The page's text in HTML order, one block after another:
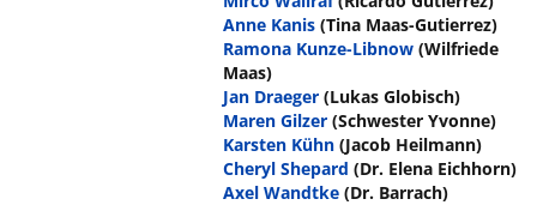
Anne Kanis (Tina Maas-Gutierrez)
Ramona Kunze-Libnow (Wilfriede
Maas)
Jan Draeger (Lukas Globisch)
Maren Gilzer (Schwester Yvonne)
Karsten Kühn (Jacob Heilmann)
Cheryl Shepard (Dr. Elena Eichhorn)
Axel Wandtke (Dr. Barrach)